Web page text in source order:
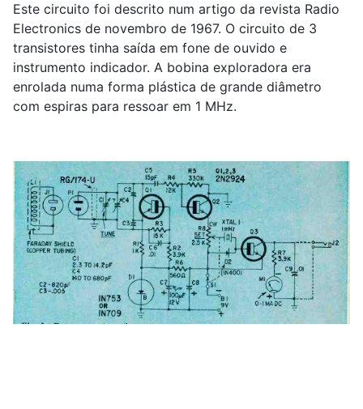
Este circuito foi descrito num artigo da revista Radio
Electronics de novembro de 1967. O circuito de 3
transistores tinha saída em fone de ouvido e
instrumento indicador. A bobina exploradora era
enrolada numa forma plástica de grande diâmetro
com espiras para ressoar em 1 MHz.